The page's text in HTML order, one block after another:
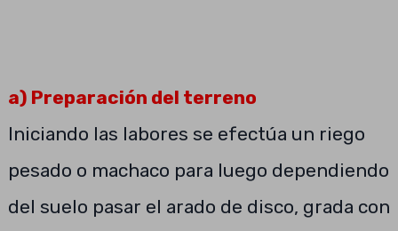
a) Preparación del terreno
Iniciando las labores se efectúa un riego
pesado o machaco para luego dependiendo
del suelo pasar el arado de disco, grada con